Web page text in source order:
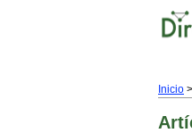
Inicio >